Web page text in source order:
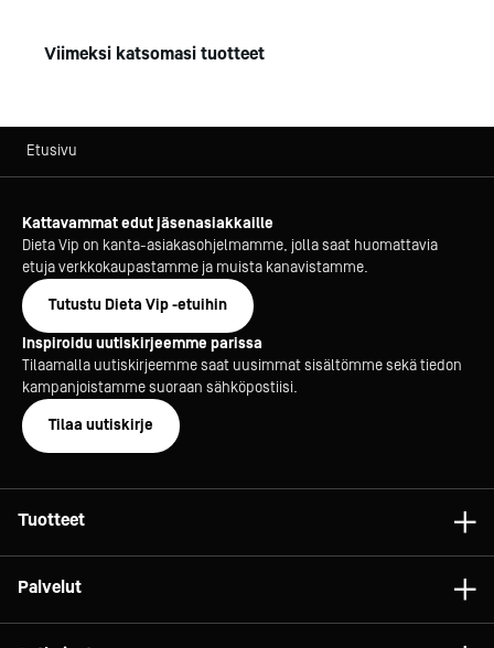
Viimeksi katsomasi tuotteet
Etusivu
Kattavammat edut jäsenasiakkaille
Dieta Vip on kanta-asiakasohjelmamme, jolla saat huomattavia
etuja verkkokaupastamme ja muista kanavistamme.
Tutustu Dieta Vip -etuihin
Inspiroidu uutiskirjeemme parissa
Tilaamalla uutiskirjeemme saat uusimmat sisältömme sekä tiedon
kampanjoistamme suoraan sähköpostiisi.
Tilaa uutiskirje
Tuotteet
Palvelut
Konsultointi